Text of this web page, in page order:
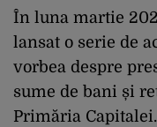
În luna martie
lansat o serie de
vorbea despre
sume de bani și
Primăria